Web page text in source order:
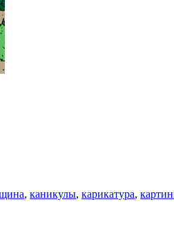
, каникулы, карикатура,